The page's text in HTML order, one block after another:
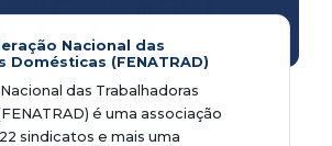
Nacional das
Domésticas (FENATRAD)
das Trabalhadoras
é uma associação
sindicatos e mais uma